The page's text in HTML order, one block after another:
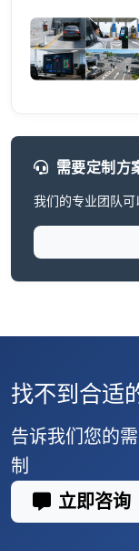
需要定制方
我们的专业团队
找不到合适
告诉我们您的
制
立即咨询